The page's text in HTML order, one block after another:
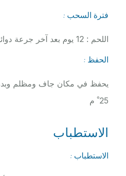
فترة السحب :
اللحم : 12 يوم بعد آخر جرعة دوائية متناولة.
الحفظ :
يحفظ في مكان جاف ومظلم
25 ْ م
الاستطباب
الاستطباب :